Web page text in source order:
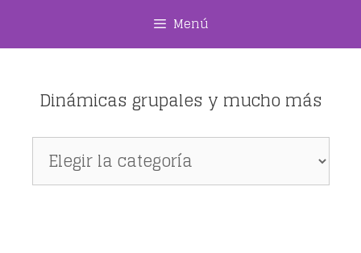
Menú
Dinámicas grupales y mucho más
Dinámicas
grupales